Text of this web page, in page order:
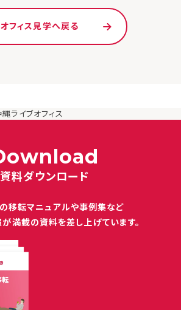
オフィス見学へ戻る
ライブオフィス
資料ダウンロード
移転マニュアルや事例集など
が満載の資料を差し上げています。